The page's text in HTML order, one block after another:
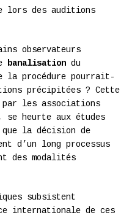
lors des auditions
observateurs
banalisation du
procédure pourrait-
précipitées ? Cette
les associations
heurte aux études
la décision de
d’un long processus
des modalités
subsistent
internationale de ces